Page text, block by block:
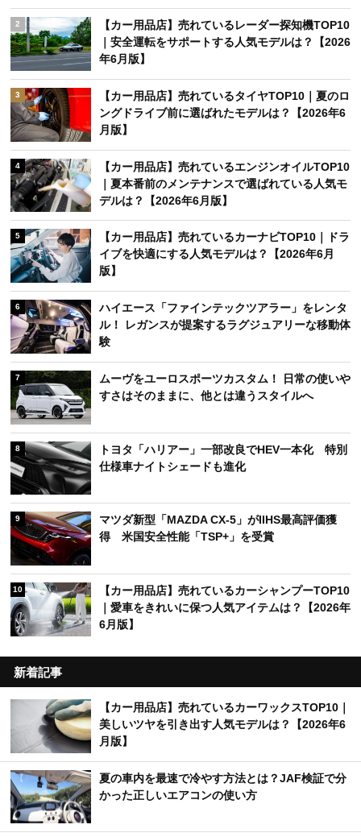
2
【カー用品店】売れているレーダー探知機TOP10
｜安全運転をサポートする人気モデルは？【2026
年6月版】
3
【カー用品店】売れているタイヤTOP10｜夏のロ
ングドライブ前に選ばれたモデルは？【2026年6
月版】
4
【カー用品店】売れているエンジンオイルTOP10
｜夏本番前のメンテナンスで選ばれている人気モ
デルは？【2026年6月版】
5
【カー用品店】売れているカーナビTOP10｜ドラ
イブを快適にする人気モデルは？【2026年6月
版】
6
ハイエース「ファインテックツアラー」をレンタ
ル！ レガンスが提案するラグジュアリーな移動体
験
7
ムーヴをユーロスポーツカスタム！ 日常の使いや
すさはそのままに、他とは違うスタイルへ
8
トヨタ「ハリアー」一部改良でHEV一本化 特別
仕様車ナイトシェードも進化
9
マツダ新型「MAZDA CX-5」がIIHS最高評価獲
得 米国安全性能「TSP+」を受賞
10
【カー用品店】売れているカーシャンプーTOP10
｜愛車をきれいに保つ人気アイテムは？【2026年
6月版】
新着記事
【カー用品店】売れているカーワックスTOP10｜
美しいツヤを引き出す人気モデルは？【2026年6
月版】
夏の車内を最速で冷やす方法とは？JAF検証で分
かった正しいエアコンの使い方